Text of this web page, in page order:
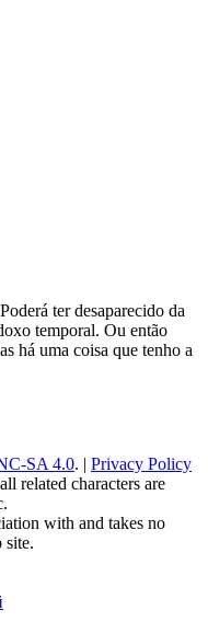
ter desaparecido da
temporal. Ou então
há uma coisa que tenho a
SA 4.0. | Privacy Policy
related characters are
with and takes no
site.